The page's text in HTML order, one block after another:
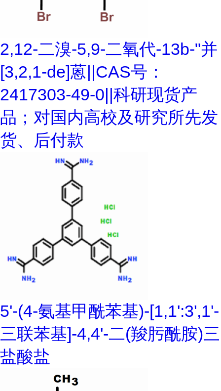
2,12-二溴-5,9-二氧代-13b-"并
[3,2,1-de]蒽||CAS号：
2417303-49-0||科研现货产
品；对国内高校及研究所先发
货、后付款
5'-(4-氨基甲酰苯基)-[1,1':3',1'-
三联苯基]-4,4'-二(羧肟酰胺)三
盐酸盐